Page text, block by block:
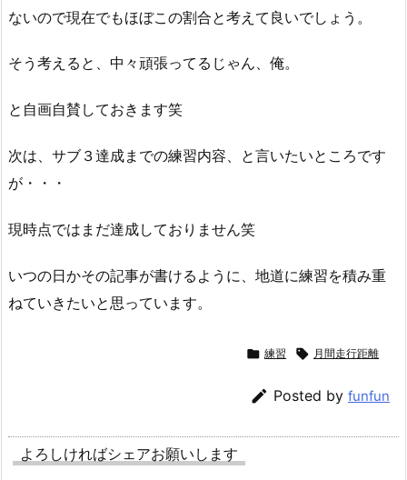
ないので現在でもほぼこの割合と考えて良いでしょう。
そう考えると、中々頑張ってるじゃん、俺。
と自画自賛しておきます笑
次は、サブ３達成までの練習内容、と言いたいところです
が・・・
現時点ではまだ達成しておりません笑
いつの日かその記事が書けるように、地道に練習を積み重
ねていきたいと思っています。
 練習  月間走行距離
 Posted by funfun
よろしければシェアお願いします